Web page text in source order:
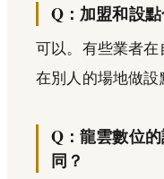
Q：加盟和設
可以。有些業者
在別人的場地做設
Q：龍雲數位
同？